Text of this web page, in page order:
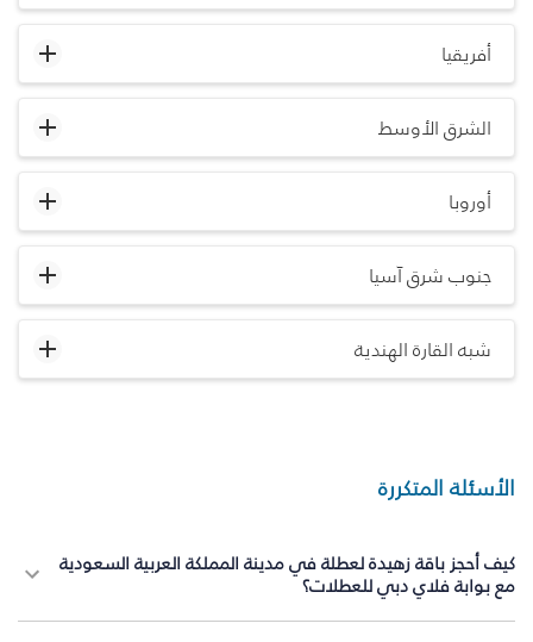
أفريقيا
الشرق الأوسط
أوروبا
جنوب شرق آسيا
شبه القارة الهندية
الأسئلة المتكررة
كيف أحجز باقة زهيدة لعطلة في مدينة المملكة العربية السعودية
مع بوابة فلاي دبي للعطلات؟